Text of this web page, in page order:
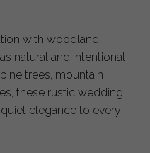
with woodland
natural and intentional
trees, mountain
these rustic wedding
elegance to every